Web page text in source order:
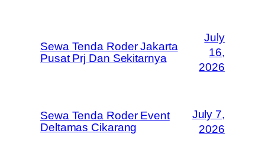
Sewa Tenda Roder Jakarta
Pusat Prj Dan Sekitarnya
July
16,
2026
Sewa Tenda Roder Event
Deltamas Cikarang
July 7,
2026